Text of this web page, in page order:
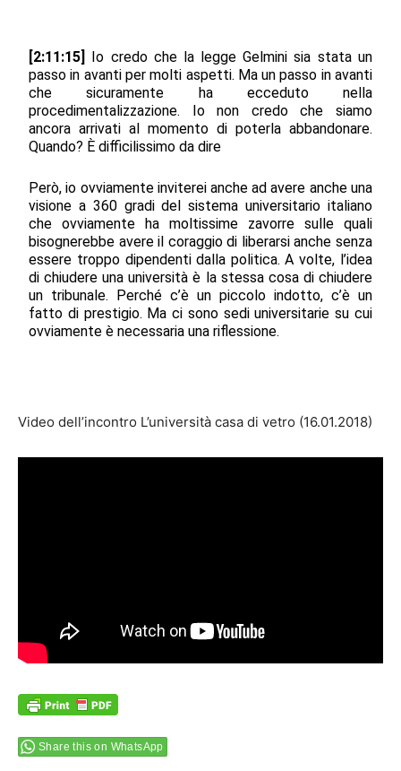
[2:11:15] Io credo che la legge Gelmini sia stata un
passo in avanti per molti aspetti. Ma un passo in avanti
che sicuramente ha ecceduto nella
procedimentalizzazione. Io non credo che siamo
ancora arrivati al momento di poterla abbandonare.
Quando? È difficilissimo da dire
Però, io ovviamente inviterei anche ad avere anche una
visione a 360 gradi del sistema universitario italiano
che ovviamente ha moltissime zavorre sulle quali
bisognerebbe avere il coraggio di liberarsi anche senza
essere troppo dipendenti dalla politica. A volte, l’idea
di chiudere una università è la stessa cosa di chiudere
un tribunale. Perché c’è un piccolo indotto, c’è un
fatto di prestigio. Ma ci sono sedi universitarie su cui
ovviamente è necessaria una riflessione.
Video dell’incontro L’università casa di vetro (16.01.2018)
Share this on WhatsApp